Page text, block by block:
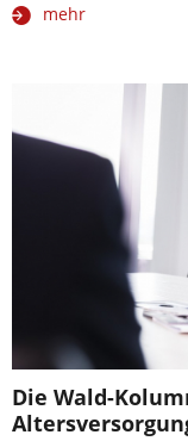
mehr
Die Wald-